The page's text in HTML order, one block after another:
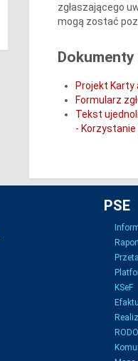
zgłaszającego
mogą zostać
Projekt Karty
Formularz
Tekst
-
PSE
KSeF